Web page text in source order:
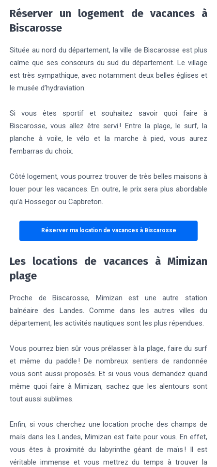
Réserver un logement de vacances à
Biscarosse
Située au nord du département, la ville de Biscarosse est plus
calme que ses consœurs du sud du département. Le village
est très sympathique, avec notamment deux belles églises et
le musée d’hydraviation.
Si vous êtes sportif et souhaitez savoir quoi faire à
Biscarosse, vous allez être servi ! Entre la plage, le surf, la
planche à voile, le vélo et la marche à pied, vous aurez
l’embarras du choix.
Côté logement, vous pourrez trouver de très belles maisons à
louer pour les vacances. En outre, le prix sera plus abordable
qu’à Hossegor ou Capbreton.
Réserver ma location de vacances à Biscarosse
Les locations de vacances à Mimizan
plage
Proche de Biscarosse, Mimizan est une autre station
balnéaire des Landes. Comme dans les autres villes du
département, les activités nautiques sont les plus répendues.
Vous pourrez bien sûr vous prélasser à la plage, faire du surf
et même du paddle ! De nombreux sentiers de randonnée
vous sont aussi proposés. Et si vous vous demandez quand
même quoi faire à Mimizan, sachez que les alentours sont
tout aussi sublimes.
Enfin, si vous cherchez une location proche des champs de
maïs dans les Landes, Mimizan est faite pour vous. En effet,
vous êtes à proximité du labyrinthe géant de maïs ! Il est
véritable immense et vous mettrez du temps à trouver la